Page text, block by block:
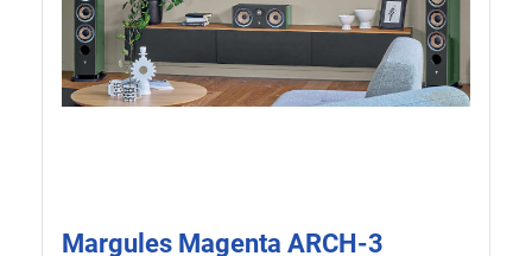
Margules Magenta ARCH-3